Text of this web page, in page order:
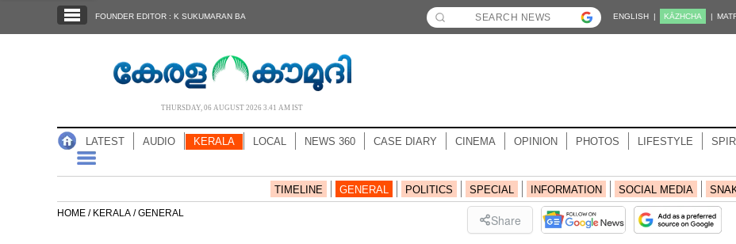
NOTIFIED NEWS
FOUNDER EDITOR : K SUKUMARAN BA ENGLISH | KĀZHCHA |
THURSDAY, 06 AUGUST 2026 3.41 AM IST
LATEST AUDIO KERALA LOCAL NEWS 360 CASE DIARY CINEMA OPINION PHOTOS LIFESTYLE
TIMELINE GENERAL POLITICS SPECIAL INFORMATION SOCIAL MEDIA
HOME / KERALA /GENERAL Share